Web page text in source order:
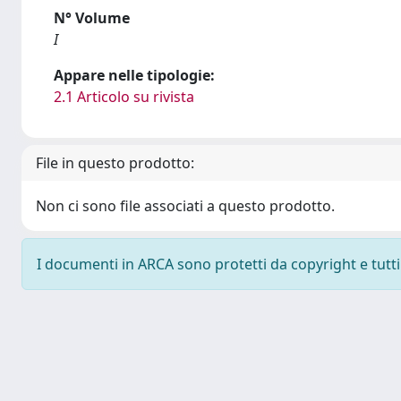
N° Volume
I
Appare nelle tipologie:
2.1 Articolo su rivista
File in questo prodotto:
Non ci sono file associati a questo prodotto.
I documenti in ARCA sono protetti da copyright e